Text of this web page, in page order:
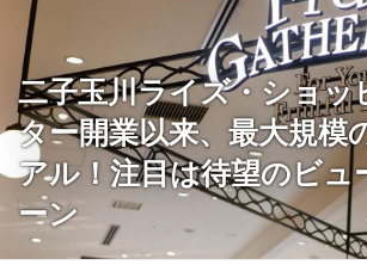
二子玉川ライズ・ショッ
ター開業以来、最大規模
アル！注目は待望のビュ
ーン